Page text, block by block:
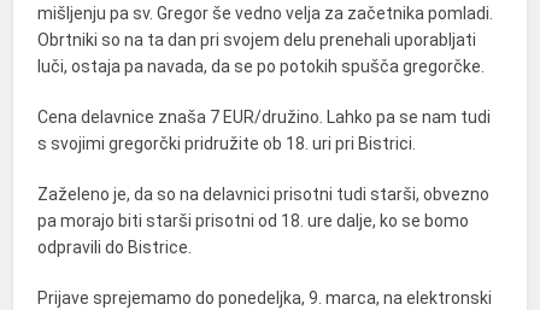
mišljenju pa sv. Gregor še vedno velja za začetnika pomladi.
Obrtniki so na ta dan pri svojem delu prenehali uporabljati
luči, ostaja pa navada, da se po potokih spušča gregorčke.
Cena delavnice znaša 7 EUR/družino. Lahko pa se nam tudi
s svojimi gregorčki pridružite ob 18. uri pri Bistrici.
Zaželeno je, da so na delavnici prisotni tudi starši, obvezno
pa morajo biti starši prisotni od 18. ure dalje, ko se bomo
odpravili do Bistrice.
Prijave sprejemamo do ponedeljka, 9. marca, na elektronski